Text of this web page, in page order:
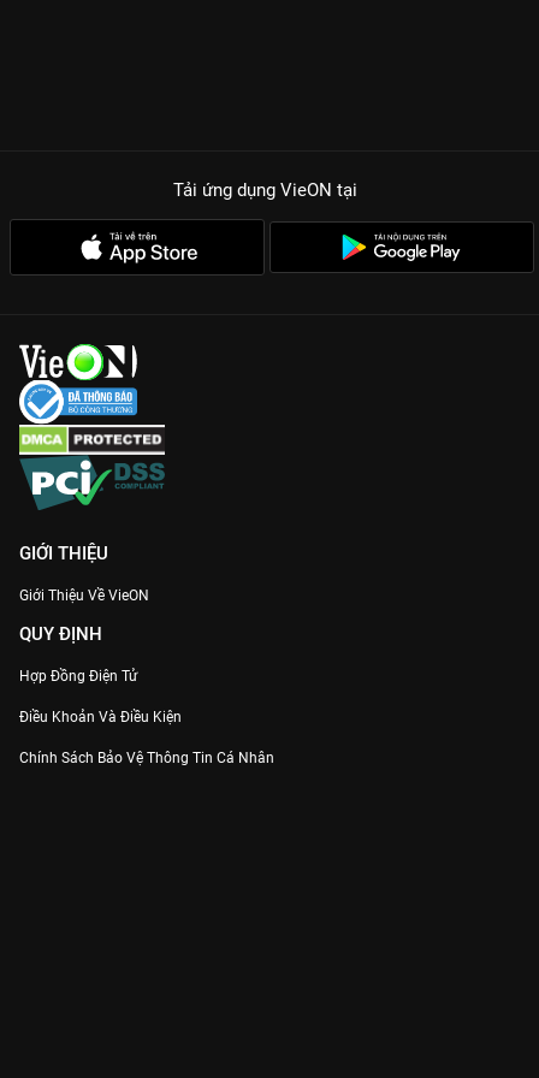
Tải ứng dụng VieON tại
GIỚI THIỆU
Giới Thiệu Về VieON
QUY ĐỊNH
Hợp Đồng Điện Tử
Điều Khoản Và Điều Kiện
Chính Sách Bảo Vệ Thông Tin Cá Nhân